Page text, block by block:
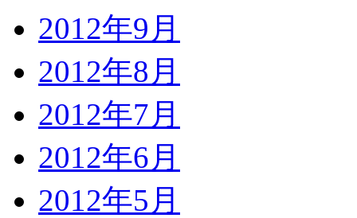
2012年9月
2012年8月
2012年7月
2012年6月
2012年5月